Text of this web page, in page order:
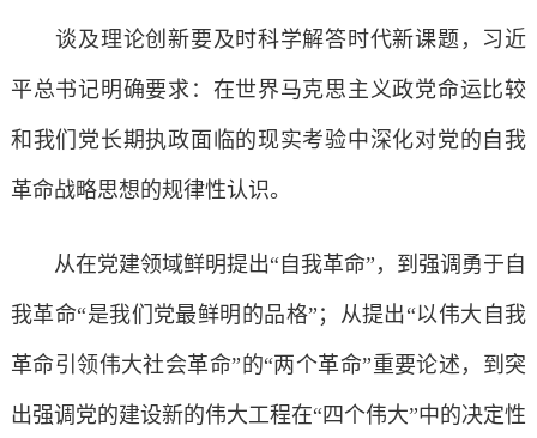
谈及理论创新要及时科学解答时代新课题，习近
平总书记明确要求：在世界马克思主义政党命运比较
和我们党长期执政面临的现实考验中深化对党的自我
革命战略思想的规律性认识。
从在党建领域鲜明提出“自我革命”，到强调勇于自
我革命“是我们党最鲜明的品格”；从提出“以伟大自我
革命引领伟大社会革命”的“两个革命”重要论述，到突
出强调党的建设新的伟大工程在“四个伟大”中的决定性